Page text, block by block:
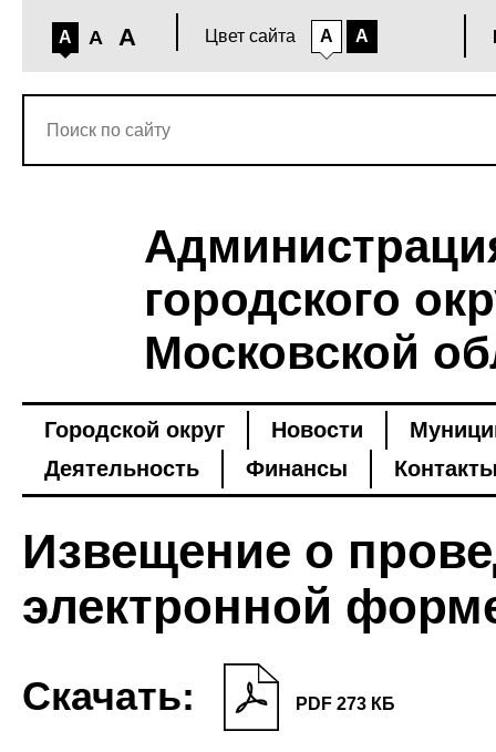
A A A Цвет сайта A A
городского
Московской
Городской округ Новости
Деятельность
Финансы
Извещение о
электронной
Скачать: PDF 273 КБ